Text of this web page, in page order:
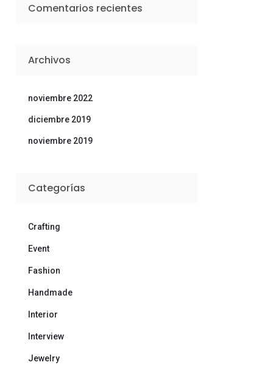
Comentarios recientes
Archivos
noviembre 2022
diciembre 2019
noviembre 2019
Categorías
Crafting
Event
Fashion
Handmade
Interior
Interview
Jewelry